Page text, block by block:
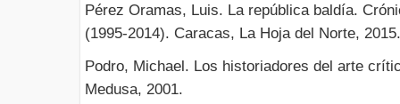
Pérez Oramas, Luis. La república baldía.
(1995-2014). Caracas, La Hoja del Norte, 2015.
Podro, Michael. Los historiadores del arte
Medusa, 2001.